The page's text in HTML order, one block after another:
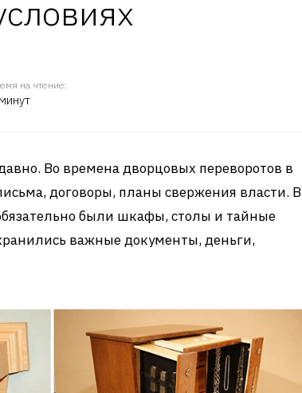
на чтение:
Во времена дворцовых переворотов в
договоры, планы свержения власти. В
были шкафы, столы и тайные
важные документы, деньги,